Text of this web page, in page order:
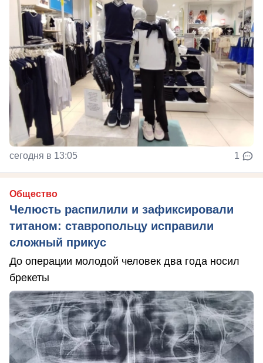
сегодня в 13:05 1
Общество
Челюсть распилили и зафиксировали
титаном: ставропольцу исправили
сложный прикус
До операции молодой человек два года носил
брекеты